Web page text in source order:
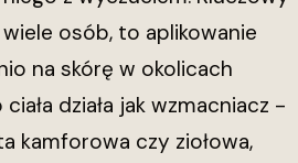
osób, to aplikowanie
na skórę w okolicach
działa jak wzmacniacz -
kamforowa czy ziołowa,